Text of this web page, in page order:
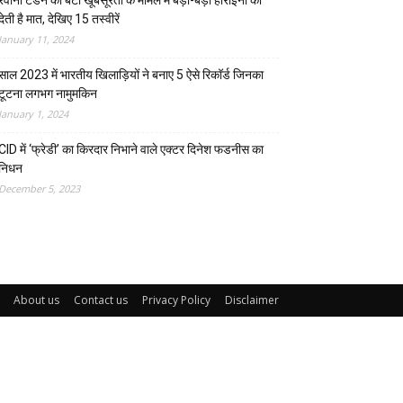
है मात, देखिए 15 तस्वीरें
January 11, 2024
2023 में भारतीय खिलाड़ियों ने बनाए 5 ऐसे रिकॉर्ड जिनका
लगभग नामुमकिन
January 1, 2024
में ‘फ्रेडी’ का किरदार निभाने वाले एक्टर दिनेश फडनीस का
December 5, 2023
About us Contact us Privacy Policy Disclaimer